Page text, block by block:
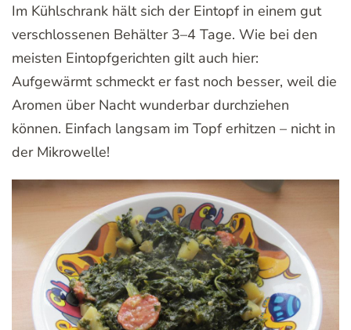
Im Kühlschrank hält sich der Eintopf in einem gut
verschlossenen Behälter 3–4 Tage. Wie bei den
meisten Eintopfgerichten gilt auch hier:
Aufgewärmt schmeckt er fast noch besser, weil die
Aromen über Nacht wunderbar durchziehen
können. Einfach langsam im Topf erhitzen – nicht in
der Mikrowelle!